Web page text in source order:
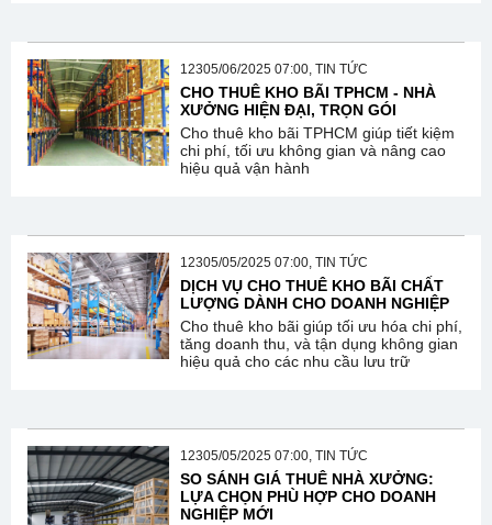
12305/06/2025 07:00, TIN TỨC
CHO THUÊ KHO BÃI TPHCM - NHÀ
XƯỞNG HIỆN ĐẠI, TRỌN GÓI
Cho thuê kho bãi TPHCM giúp tiết kiệm
chi phí, tối ưu không gian và nâng cao
hiệu quả vận hành
12305/05/2025 07:00, TIN TỨC
DỊCH VỤ CHO THUÊ KHO BÃI CHẤT
LƯỢNG DÀNH CHO DOANH NGHIỆP
Cho thuê kho bãi giúp tối ưu hóa chi phí,
tăng doanh thu, và tận dụng không gian
hiệu quả cho các nhu cầu lưu trữ
12305/05/2025 07:00, TIN TỨC
SO SÁNH GIÁ THUÊ NHÀ XƯỞNG:
LỰA CHỌN PHÙ HỢP CHO DOANH
NGHIỆP MỚI